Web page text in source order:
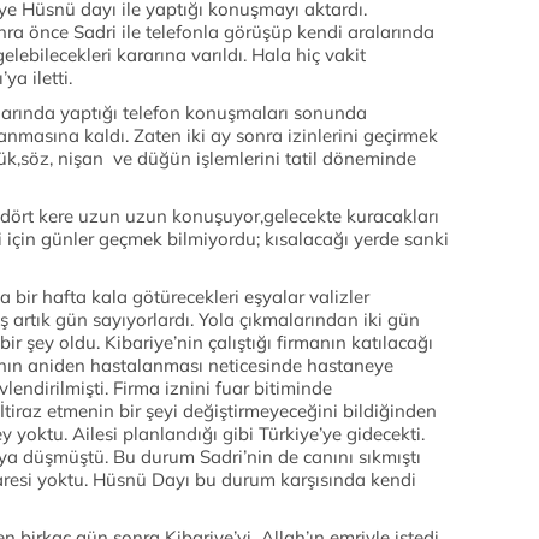
Hüsnü dayı ile yaptığı konuşmayı aktardı.
önce Sadri ile telefonla görüşüp kendi aralarında
kararına varıldı. Hala hiç vakit
iletti.
yaptığı telefon konuşmaları sonunda
kaldı. Zaten iki ay sonra izinlerini geçirmek
nişan ve düğün işlemlerini tatil döneminde
kere uzun uzun konuşuyor,gelecekte kuracakları
için günler geçmek bilmiyordu; kısalacağı yerde sanki
bir hafta kala götürecekleri eşyalar valizler
gün sayıyorlardı. Yola çıkmalarından iki gün
oldu. Kibariye’nin çalıştığı firmanın katılacağı
aniden hastalanması neticesinde hastaneye
Firma iznini fuar bitiminde
etmenin bir şeyi değiştirmeyeceğini bildiğinden
yoktu. Ailesi planlandığı gibi Türkiye’ye gidecekti.
Bu durum Sadri’nin de canını sıkmıştı
yoktu. Hüsnü Dayı bu durum karşısında kendi